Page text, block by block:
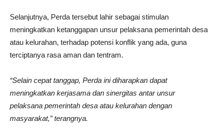
Selanjutnya, Perda tersebut lahir sebagai stimulan
meningkatkan ketanggapan unsur pelaksana pemerintah desa
atau kelurahan, terhadap potensi konflik yang ada, guna
terciptanya rasa aman dan tentram.
“Selain cepat tanggap, Perda ini diharapkan dapat
meningkatkan kerjasama dan sinergitas antar unsur
pelaksana pemerintah desa atau kelurahan dengan
masyarakat,” terangnya.